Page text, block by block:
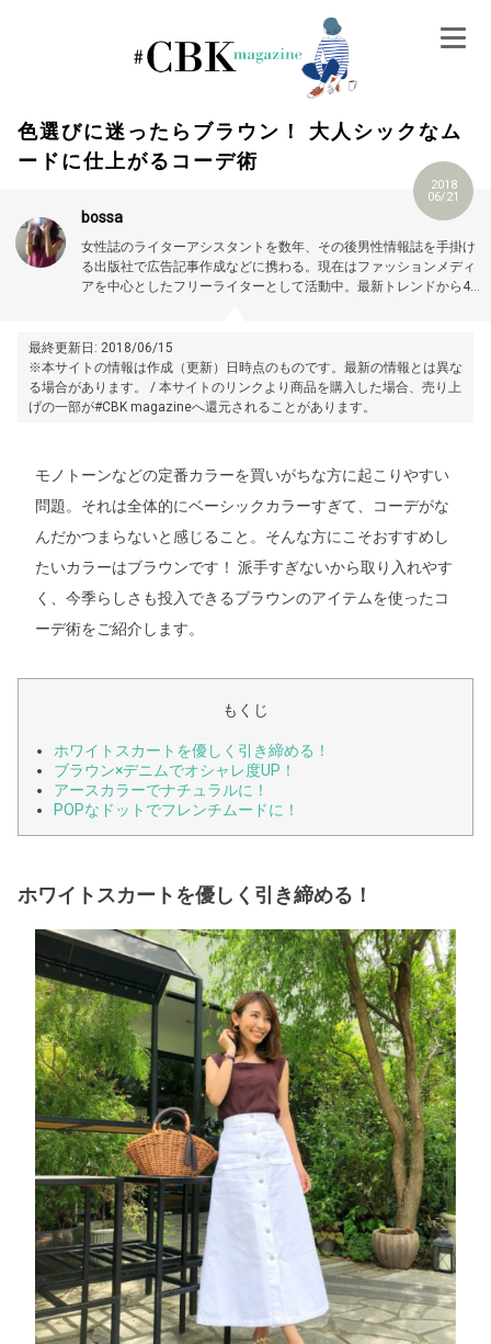
色選びに迷ったらブラウン！ 大人シックなム
ードに仕上がるコーデ術
2018
06/21
bossa
女性誌のライターアシスタントを数年、その後男性情報誌を手掛け
る出版社で広告記事作成などに携わる。現在はファッションメディ
アを中心としたフリーライターとして活動中。最新トレンドから40
最終更新日: 2018/06/15
※本サイトの情報は作成（更新）日時点のものです。最新の情報とは異な
る場合があります。 / 本サイトのリンクより商品を購入した場合、売り上
げの一部が#CBK magazineへ還元されることがあります。
モノトーンなどの定番カラーを買いがちな方に起こりやすい
問題。それは全体的にベーシックカラーすぎて、コーデがな
んだかつまらないと感じること。そんな方にこそおすすめし
たいカラーはブラウンです！ 派手すぎないから取り入れやす
く、今季らしさも投入できるブラウンのアイテムを使ったコ
ーデ術をご紹介します。
もくじ
ホワイトスカートを優しく引き締める！
ブラウン×デニムでオシャレ度UP！
アースカラーでナチュラルに！
POPなドットでフレンチムードに！
ホワイトスカートを優しく引き締める！